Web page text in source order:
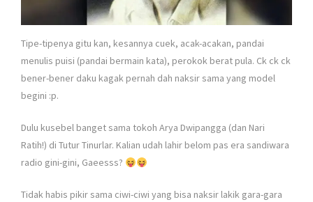
Tipe-tipenya gitu kan, kesannya cuek, acak-acakan, pandai
menulis puisi (pandai bermain kata), perokok berat pula. Ck ck ck
bener-bener daku kagak pernah dah naksir sama yang model
begini :p.
Dulu kusebel banget sama tokoh Arya Dwipangga (dan Nari
Ratih!) di Tutur Tinurlar. Kalian udah lahir belom pas era sandiwara
radio gini-gini, Gaeesss?
Tidak habis pikir sama ciwi-ciwi yang bisa naksir lakik gara-gara